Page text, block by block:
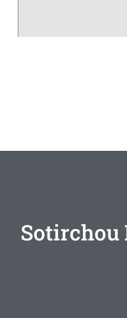
Sotirchou